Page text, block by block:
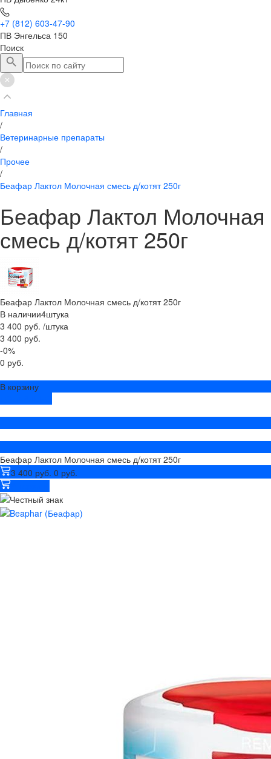
+7 (812) 603-47-90
ПВ Энгельса 150
Поиск
Главная
/
Ветеринарные препараты
/
Прочее
/
Беафар Лактол Молочная смесь д/котят 250г
Беафар Лактол Молочная
смесь д/котят 250г
Беафар Лактол Молочная смесь д/котят 250г
В наличии4штука
3 400 руб. /штука
3 400 руб.
-0%
0 руб.
В корзину
Беафар Лактол Молочная смесь д/котят 250г
3 400 руб. 0 руб.